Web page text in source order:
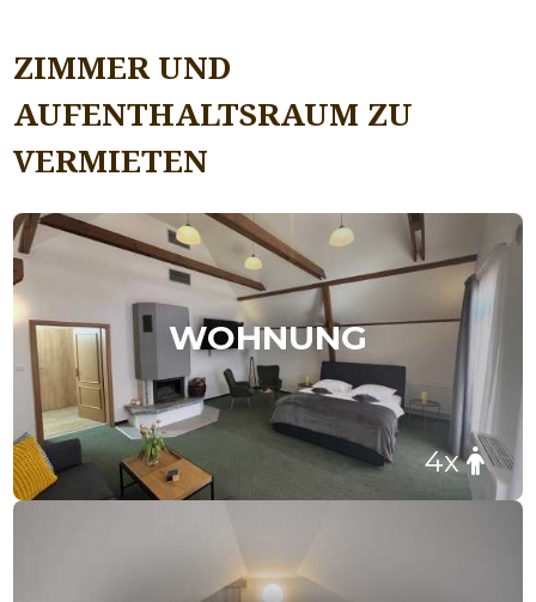
ZIMMER UND
AUFENTHALTSRAUM ZU
VERMIETEN
WOHNUNG
4x